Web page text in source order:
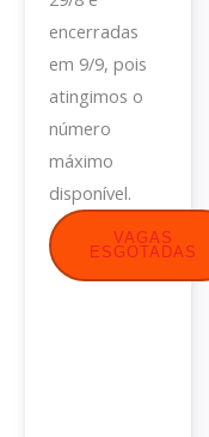
encerradas
em 9/9, pois
atingimos o
número
máximo
disponível.
VAGAS
ESGOTADAS